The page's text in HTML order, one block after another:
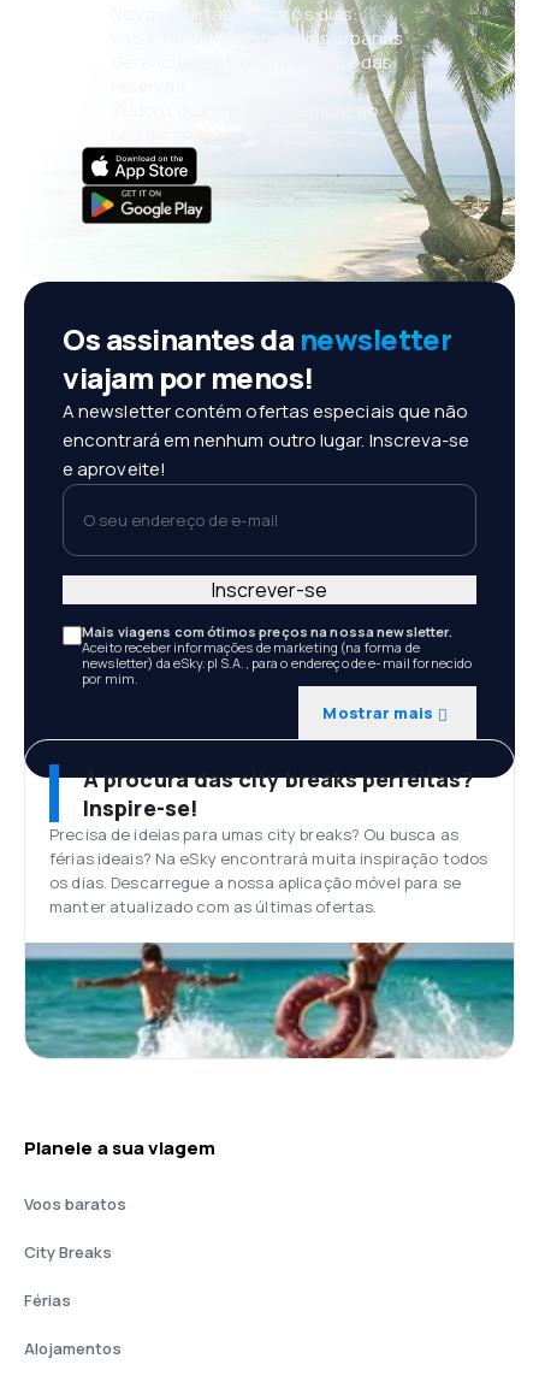
Novas ofertas todos os dias:
voos, férias, escapadelas urbanas
Gerenciamento conveniente das
Tudo o que importa, sempre ao
Os assinantes da newsletter
viajam por menos!
A newsletter contém ofertas especiais que não
encontrará em nenhum outro lugar. Inscreva-se
e aproveite!
O seu endereço de e-mail
Mais viagens com ótimos preços na nossa newsletter.
Aceito receber informações de marketing (na forma de
newsletter) da eSky.pl S.A., para o endereço de e-mail fornecido
por mim.
Mostrar mais
Inscrever-se
À procura das city breaks perfeitas?
Inspire-se!
Precisa de ideias para umas city breaks? Ou busca as
férias ideais? Na eSky encontrará muita inspiração todos
os dias. Descarregue a nossa aplicação móvel para se
manter atualizado com as últimas ofertas.
Planeie a sua viagem
Voos baratos
City Breaks
Férias
Alojamentos